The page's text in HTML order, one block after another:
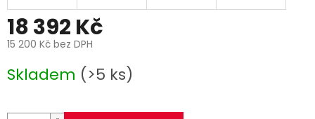
18 392 Kč
15 200 Kč bez DPH
cena:
Skladem (>5 ks)